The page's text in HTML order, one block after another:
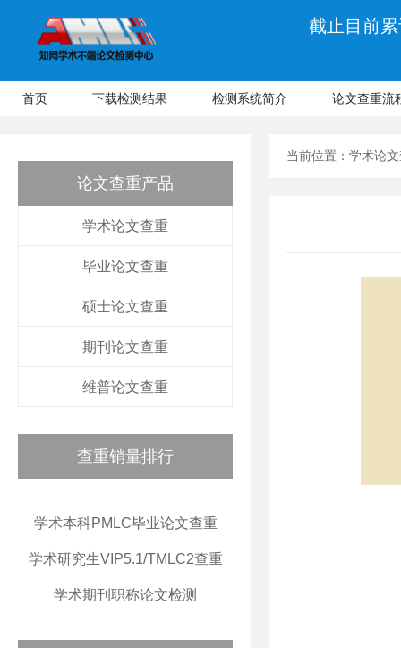
截止目前
首页 下载检测结果 检测系统简介 论文查重流
论文查重产品
学术论文查重
毕业论文查重
硕士论文查重
期刊论文查重
维普论文查重
查重销量排行
学术本科PMLC毕业论文查重
学术研究生VIP5.1/TMLC2查重
学术期刊职称论文检测
当前位置： 学术论